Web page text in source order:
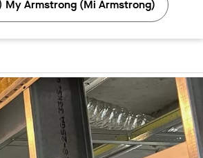
My Armstrong (Mi Armstrong)